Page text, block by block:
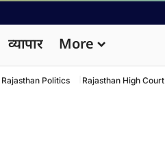
व्यापार More
Rajasthan Politics Rajasthan High Court